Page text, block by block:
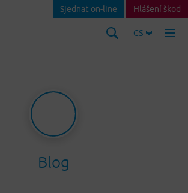
CS
Sjednat on-line Hlášení škod
Blog